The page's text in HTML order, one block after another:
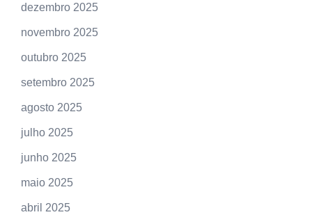
dezembro 2025
novembro 2025
outubro 2025
setembro 2025
agosto 2025
julho 2025
junho 2025
maio 2025
abril 2025